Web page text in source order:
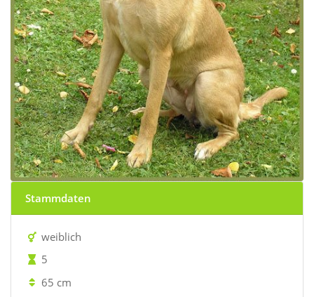
Stammdaten
weiblich
5
65 cm